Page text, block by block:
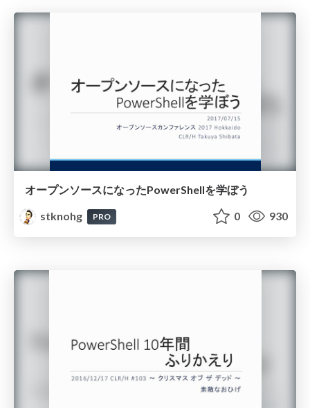
オープンソースになったPowerShellを学ぼう
stknohg
PRO 0 930